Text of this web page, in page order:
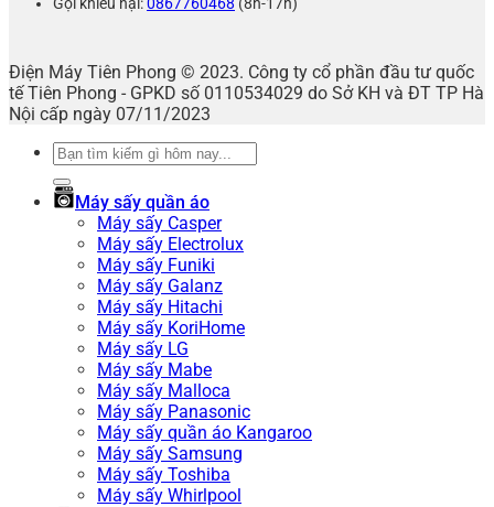
Điện Máy Tiên Phong © 2023. Công ty cổ phần đầu tư quốc
tế Tiên Phong - GPKD số 0110534029 do Sở KH và ĐT TP Hà
Nội cấp ngày 07/11/2023
Tìm
Máy sấy quần áo
Máy sấy Casper
Máy sấy Electrolux
Máy sấy Funiki
Máy sấy Galanz
Máy sấy Hitachi
Máy sấy KoriHome
Máy sấy LG
Máy sấy Mabe
Máy sấy Malloca
Máy sấy Panasonic
Máy sấy quần áo Kangaroo
Máy sấy Samsung
Máy sấy Toshiba
Máy sấy Whirlpool